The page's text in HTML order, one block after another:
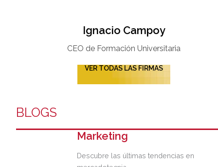
Ignacio Campoy​
CEO de Formación Universitaria​
VER TODAS LAS FIRMAS
BLOGS
Marketing
Descubre las últimas tendencias en